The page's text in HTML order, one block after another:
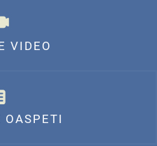
VIDEO
OASPETI